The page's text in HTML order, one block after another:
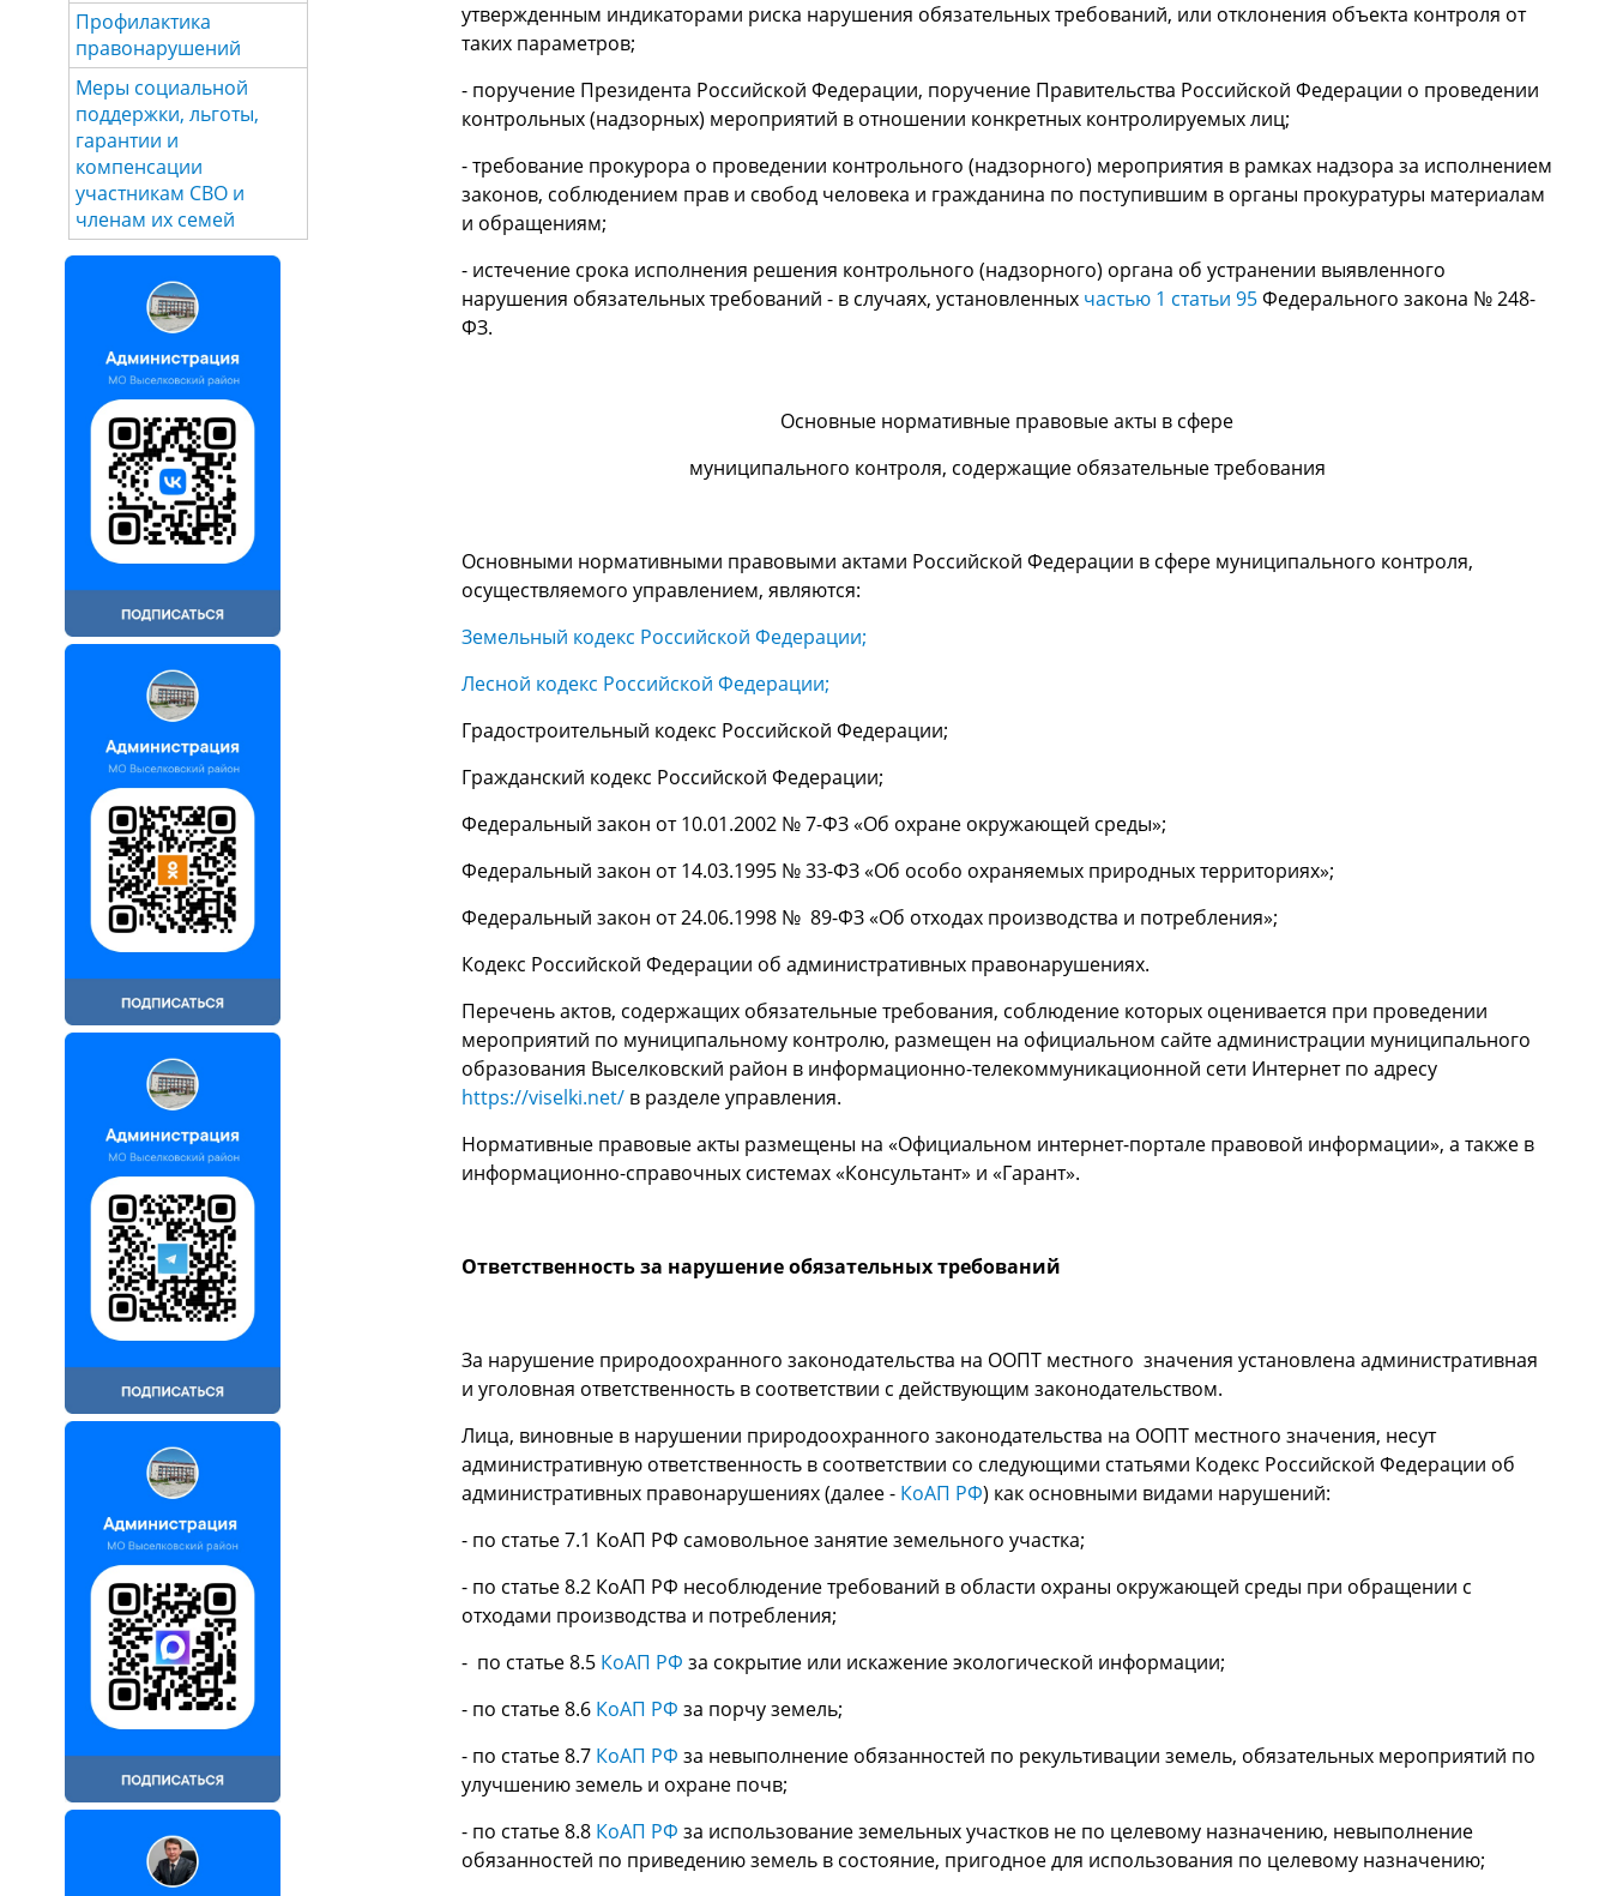
утвержденным индикаторами риска нарушения обязательных требований, или отклонения объекта контроля от
таких параметров;
- поручение Президента Российской Федерации, поручение Правительства Российской Федерации о проведении
контрольных (надзорных) мероприятий в отношении конкретных контролируемых лиц;
- требование прокурора о проведении контрольного (надзорного) мероприятия в рамках надзора за исполнением
законов, соблюдением прав и свобод человека и гражданина по поступившим в органы прокуратуры материалам
и обращениям;
- истечение срока исполнения решения контрольного (надзорного) органа об устранении выявленного
нарушения обязательных требований - в случаях, установленных частью 1 статьи 95Федерального закона № 248-
ФЗ.
Основные нормативные правовые акты в сфере
муниципального контроля, содержащие обязательные требования
Основными нормативными правовыми актами Российской Федерации в сфере муниципального контроля,
осуществляемого управлением, являются:
Земельный кодекс Российской Федерации;
Лесной кодекс Российской Федерации;
Градостроительный кодекс Российской Федерации;
Гражданский кодекс Российской Федерации;
Федеральный закон от 10.01.2002 № 7-ФЗ «Об охране окружающей среды»;
Федеральный закон от 14.03.1995 № 33-ФЗ «Об особо охраняемых природных территориях»;
Федеральный закон от 24.06.1998 № 89-ФЗ «Об отходах производства и потребления»;
Кодекс Российской Федерации об административных правонарушениях.
Перечень актов, содержащих обязательные требования, соблюдение которых оценивается при проведении
мероприятий по муниципальному контролю, размещен на официальном сайте администрации муниципального
образования Выселковский район в информационно-телекоммуникационной сети Интернет по адресу
https://viselki.net/ в разделе управления.
Нормативные правовые акты размещены на «Официальном интернет-портале правовой информации», а также в
информационно-справочных системах «Консультант» и «Гарант».
Ответственность за нарушение обязательных требований
За нарушение природоохранного законодательства на ООПТ местного значения установлена административная
и уголовная ответственность в соответствии с действующим законодательством.
Лица, виновные в нарушении природоохранного законодательства на ООПТ местного значения, несут
административную ответственность в соответствии со следующими статьями Кодекс Российской Федерации об
административных правонарушениях (далее - КоАП РФ) как основными видами нарушений:
- по статье 7.1 КоАП РФ самовольное занятие земельного участка;
- по статье 8.2 КоАП РФ несоблюдение требований в области охраны окружающей среды при обращении с
отходами производства и потребления;
- по статье 8.5 КоАП РФ за сокрытие или искажение экологической информации;
- по статье 8.6 КоАП РФ за порчу земель;
- по статье 8.7 КоАП РФ за невыполнение обязанностей по рекультивации земель, обязательных мероприятий по
улучшению земель и охране почв;
- по статье 8.8 КоАП РФ за использование земельных участков не по целевому назначению, невыполнение
обязанностей по приведению земель в состояние, пригодное для использования по целевому назначению;
Профилактика
правонарушений
Меры социальной
поддержки, льготы,
гарантии и
компенсации
участникам СВО и
членам их семей